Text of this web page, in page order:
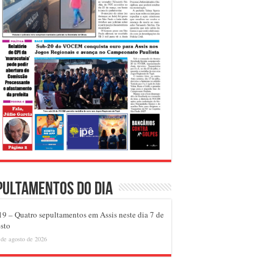
do dia
– Quatro sepultamentos em Assis neste dia 7 de
agosto de 2026